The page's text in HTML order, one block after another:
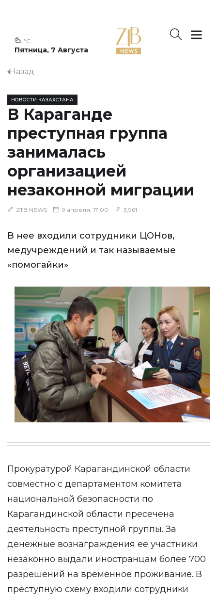
Пятница, 7 Августа
°C
Назад
НОВОСТИ КАЗАХСТАНА
В Караганде
преступная группа
занималась
организацией
незаконной миграции
ZTB NEWS 9 апреля, 17:00 3,961
В нее входили сотрудники ЦОНов,
медучреждений и так называемые
«помогайки»
Прокуратурой Карагандинской области
совместно с департаментом комитета
национальной безопасности по
Карагандинской области пресечена
деятельность преступной группы. За
денежные вознаграждения ее участники
незаконно выдали иностранцам более 700
разрешений на временное проживание. В
преступную схему входили сотрудники